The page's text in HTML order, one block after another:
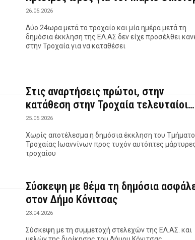
26.05.2026
Δύο 24ωρα μετά το τροχαίο και μία ημέρα μετά τη
δημόσια έκκληση της ΕΛ.ΑΣ δεν είχε προσέλθει
στην Τροχαία για να καταθέσει
Στις αναρτήσεις πρώτοι, στην
κατάθεση στην Τροχαία τελευταίοι…
25.05.2026
Χωρίς αποτέλεσμα η δημόσια έκκληση του
Τροχαίας Ιωαννίνων προς τυχόν αυτόπτες
τροχαίου
Σύσκεψη με θέμα τη δημόσια
στον Δήμο Κόνιτσας
23.04.2026
Σύσκεψη με τη συμμετοχή στελεχών της ΕΛ.ΑΣ. και